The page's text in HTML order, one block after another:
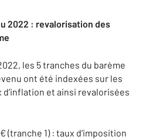
2022 : revalorisation des
les 5 tranches du barème
ont été indexées sur les
et ainsi revalorisées
(tranche 1) : taux d'imposition